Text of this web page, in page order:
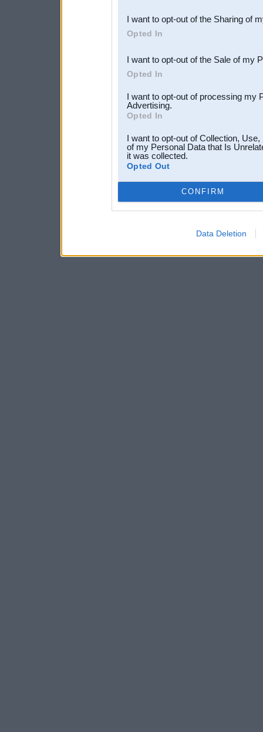
Downstream Participants
third parties.
I want to opt-out of the Sharing of
Opted In
I want to opt-out of the Sale of my
Opted In
I want to opt-out of processing my
Advertising.
Opted In
I want to opt-out of Collection,
of my Personal Data that Is
it was collected.
Opted Out
CONFIRM
Data Deletion